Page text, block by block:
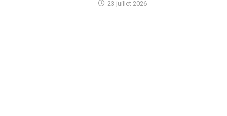
23 juillet 2026